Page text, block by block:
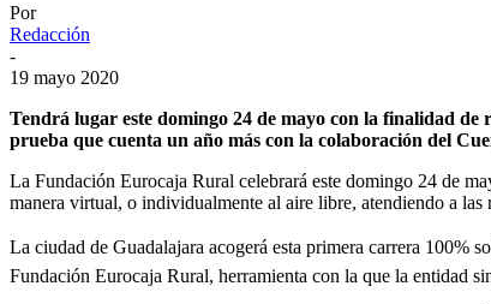
Por
Redacción
-
19 mayo 2020
Tendrá lugar este domingo 24 de mayo con la finalidad de
prueba que cuenta un año más con la colaboración del
La Fundación Eurocaja Rural celebrará este domingo 24 de
manera virtual, o individualmente al aire libre, atendiendo a
La ciudad de Guadalajara acogerá esta primera carrera 100%
Fundación Eurocaja Rural, herramienta con la que la entidad